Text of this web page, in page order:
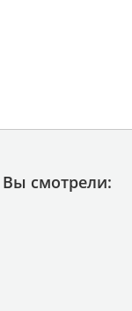
Вы смотрели: